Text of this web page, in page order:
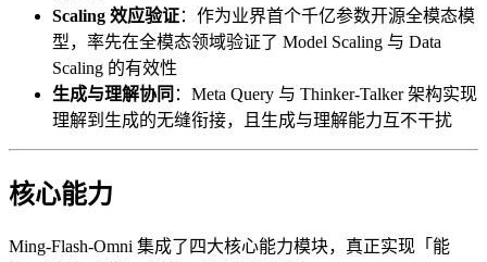
Scaling 效应验证：作为业界首个千亿参数开源全模态模
型，率先在全模态领域验证了 Model Scaling 与 Data
Scaling 的有效性
生成与理解协同 ：Meta Query 与 Thinker-Talker 架构实现
理解到生成的无缝衔接，且生成与理解能力互不干扰
核心能力
Ming-Flash-Omni 集成了四大核心能力模块，真正实现「能